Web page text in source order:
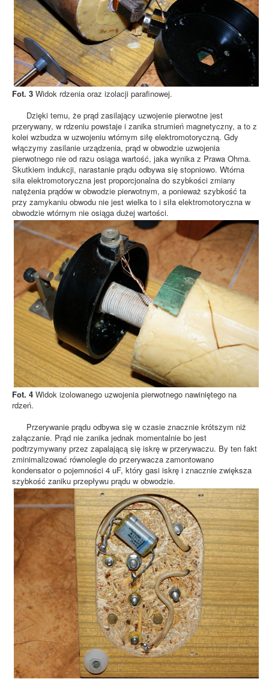
Fot. 3 Widok rdzenia oraz izolacji parafinowej.
Dzięki temu, że prąd zasilający uzwojenie pierwotne jest
przerywany, w rdzeniu powstaje i zanika strumień magnetyczny, a to z
kolei wzbudza w uzwojeniu wtórnym siłę elektromotoryczną. Gdy
włączymy zasilanie urządzenia, prąd w obwodzie uzwojenia
pierwotnego nie od razu osiąga wartość, jaka wynika z Prawa Ohma.
Skutkiem indukcji, narastanie prądu odbywa się stopniowo. Wtórna
siła elektromotoryczna jest proporcjonalna do szybkości zmiany
natężenia prądów w obwodzie pierwotnym, a ponieważ szybkość ta
przy zamykaniu obwodu nie jest wielka to i siła elektromotoryczna w
obwodzie wtórnym nie osiąga dużej wartości.
Fot. 4 Widok izolowanego uzwojenia pierwotnego nawiniętego na
rdzeń.
Przerywanie prądu odbywa się w czasie znacznie krótszym niż
załączanie. Prąd nie zanika jednak momentalnie bo jest
podtrzymywany przez zapalającą się iskrę w przerywaczu. By ten fakt
zminimalizować równolegle do przerywacza zamontowano
kondensator o pojemności 4 uF, który gasi iskrę i znacznie zwiększa
szybkość zaniku przepływu prądu w obwodzie.